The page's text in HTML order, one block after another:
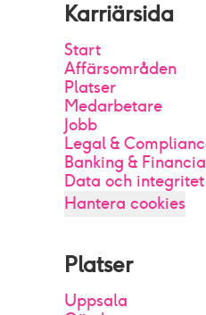
Karriärsida
Start
Affärsområden
Platser
Medarbetare
Jobb
Legal &
Banking &
Data och integritet
Hantera cookies
Platser
Uppsala